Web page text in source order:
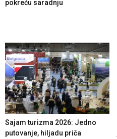
pokreću saradnju
Sajam turizma 2026: Jedno
putovanje, hiljadu priča